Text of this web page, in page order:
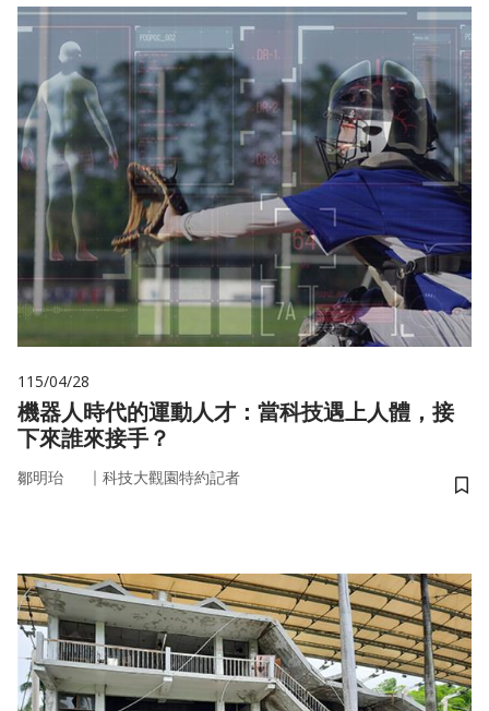
115/04/28
機器人時代的運動人才：當科技遇上人體，接
下來誰來接手？
鄒明珆 ｜ 科技大觀園特約記者
儲